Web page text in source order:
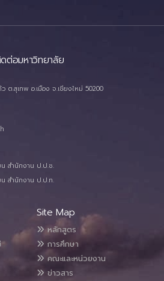
ต่อมหาวิทยาลัย
ต.สุเทพ อ.เมือง จ.เชียงใหม่ 50200
น สำนักงาน ป.ป.ช.
น สำนักงาน ป.ป.ท.
Site Map
หลักสูตร
การศึกษา
คณะและหน่วยงาน
ข่าวสาร